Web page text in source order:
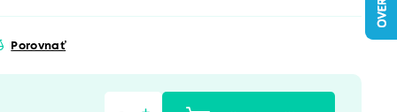
Porovnať